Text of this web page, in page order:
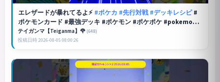
エレザードが暴れてるよ⚡️ #ポケカ #先行対戦 #デッキレシピ#
ポケモンカード #最強デッキ #ポケモン #ポケポケ #pokemon #
ポケカ開封 #pokemoncards
テイガンマ【Teiganma】🌹 (648)
投稿日時 2026-08-05 08:00:26